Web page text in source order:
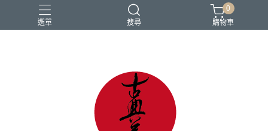
選單 搜尋
棉麻 茶禪服
0
購物車